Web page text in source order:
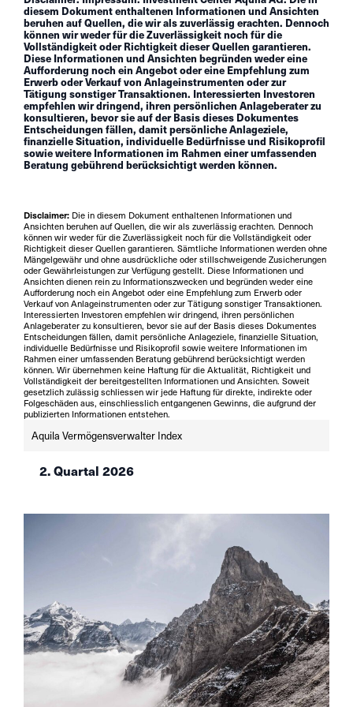
diesem Dokument enthaltenen Informationen und Ansichten
beruhen auf Quellen, die wir als zuverlässig erachten. Dennoch
können wir weder für die Zuverlässigkeit noch für die
Vollständigkeit oder Richtigkeit dieser Quellen garantieren.
Diese Informationen und Ansichten begründen weder eine
Aufforderung noch ein Angebot oder eine Empfehlung zum
Erwerb oder Verkauf von Anlageinstrumenten oder zur
Tätigung sonstiger Transaktionen. Interessierten Investoren
empfehlen wir dringend, ihren persönlichen Anlageberater zu
konsultieren, bevor sie auf der Basis dieses Dokumentes
Entscheidungen fällen, damit persönliche Anlageziele,
finanzielle Situation, individuelle Bedürfnisse und Risikoprofil
sowie weitere Informationen im Rahmen einer umfassenden
Beratung gebührend berücksichtigt werden können.
Disclaimer: Die in diesem Dokument enthaltenen Informationen und
Ansichten beruhen auf Quellen, die wir als zuverlässig erachten. Dennoch
können wir weder für die Zuverlässigkeit noch für die Vollständigkeit oder
Richtigkeit dieser Quellen garantieren. Sämtliche Informationen werden ohne
Mängelgewähr und ohne ausdrückliche oder stillschweigende Zusicherungen
oder Gewährleistungen zur Verfügung gestellt. Diese Informationen und
Ansichten dienen rein zu Informationszwecken und begründen weder eine
Aufforderung noch ein Angebot oder eine Empfehlung zum Erwerb oder
Verkauf von Anlageinstrumenten oder zur Tätigung sonstiger Transaktionen.
Interessierten Investoren empfehlen wir dringend, ihren persönlichen
Anlageberater zu konsultieren, bevor sie auf der Basis dieses Dokumentes
Entscheidungen fällen, damit persönliche Anlageziele, finanzielle Situation,
individuelle Bedürfnisse und Risikoprofil sowie weitere Informationen im
Rahmen einer umfassenden Beratung gebührend berücksichtigt werden
können. Wir übernehmen keine Haftung für die Aktualität, Richtigkeit und
Vollständigkeit der bereitgestellten Informationen und Ansichten. Soweit
gesetzlich zulässig schliessen wir jede Haftung für direkte, indirekte oder
Folgeschäden aus, einschliesslich entgangenen Gewinns, die aufgrund der
publizierten Informationen entstehen.
Aquila Vermögensverwalter Index
2. Quartal 2026